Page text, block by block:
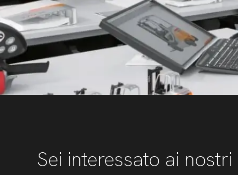
Sei interessato ai nostri